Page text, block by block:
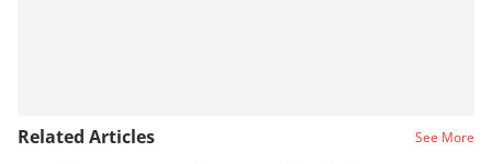
Related Articles See More